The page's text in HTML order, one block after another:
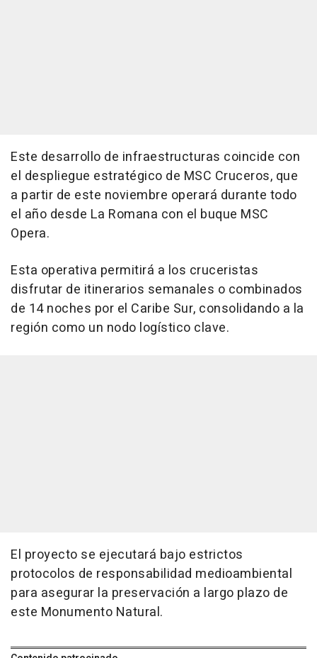
Este desarrollo de infraestructuras coincide con
el despliegue estratégico de MSC Cruceros, que
a partir de este noviembre operará durante todo
el año desde La Romana con el buque MSC
Opera.
Esta operativa permitirá a los cruceristas
disfrutar de itinerarios semanales o combinados
de 14 noches por el Caribe Sur, consolidando a la
región como un nodo logístico clave.
El proyecto se ejecutará bajo estrictos
protocolos de responsabilidad medioambiental
para asegurar la preservación a largo plazo de
este Monumento Natural.